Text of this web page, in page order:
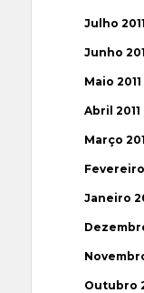
Julho 2011
Junho
Maio 2011
Abril 2011
Março
Fevereiro
Janeiro
Outubro